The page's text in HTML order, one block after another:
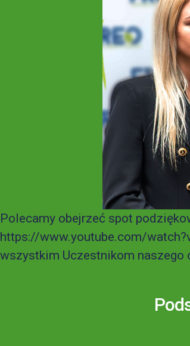
Polecamy obejrzeć spot
https://www.youtube.com/
wszystkim Uczestnikom naszego